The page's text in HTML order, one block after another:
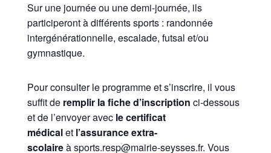
Sur une journée ou une demi-journée, ils
participeront à différents sports : randonnée
intergénérationnelle, escalade, futsal et/ou
gymnastique.
Pour consulter le programme et s’inscrire, il vous
suffit de remplir la fiche d’inscription ci-dessous
et de l’envoyer avec le certificat
médicalet l’assurance extra-
scolaireàsports.resp@mairie-seysses.fr. Vous